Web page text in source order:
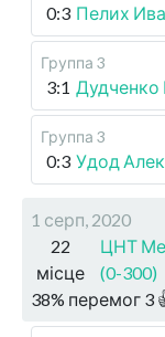
0:3 Пелих
Группа 3
3:1 Дудченко
Группа 3
0:3 Удод
1 серп, 2020
22
місце
ЦНТ
(0-300)
38% перемог 3